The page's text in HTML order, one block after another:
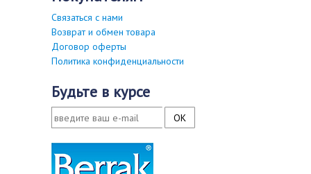
Связаться с нами
Возврат и обмен товара
Договор оферты
Политика конфиденциальности
будьте в курсе